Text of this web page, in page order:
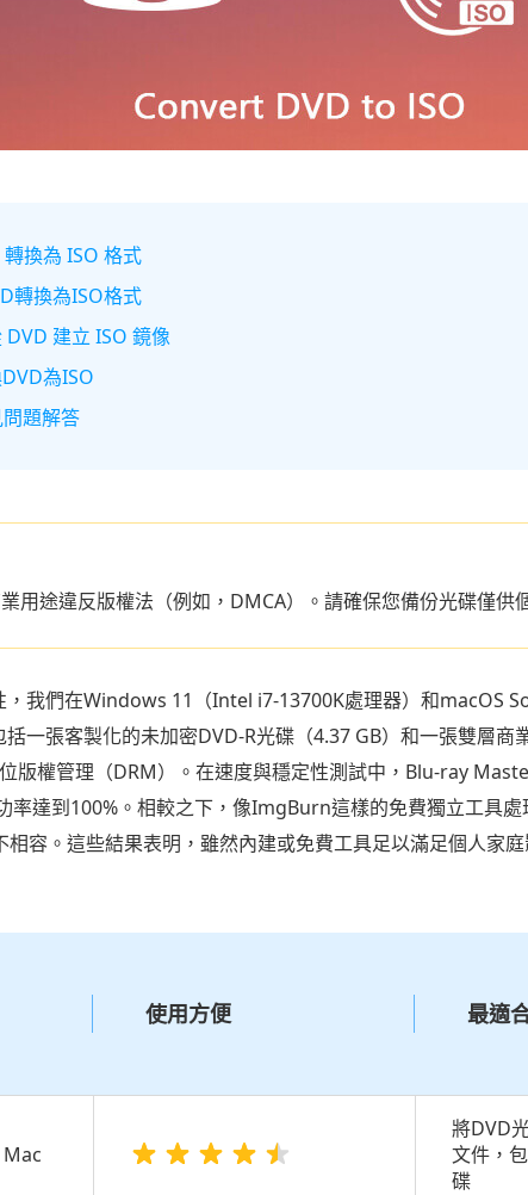
換為 ISO 格式
轉換為ISO格式
建立 ISO 鏡像
為ISO
題解答
用途違反版權法（例如，DMCA）。請確保您備份光碟僅供
，我們在Windows 11（Intel i7-13700K處理器）和macOS
一張客製化的未加密DVD-R光碟（4.37 GB）和一張雙層商
版權管理（DRM）。在速度與穩定性測試中，Blu-ray
率達到100%。相較之下，像ImgBurn這樣的免費獨立工具
容。這些結果表明，雖然內建或免費工具足以滿足個人家
使用方便 最適
將DVD
文件，
碟